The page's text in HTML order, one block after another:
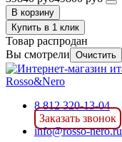
В корзину
Купить в 1 клик
Товар распродан
Вы смотрели Очистить
8 812 320-13-04
Заказать звонок
info@rosso-nero.ru